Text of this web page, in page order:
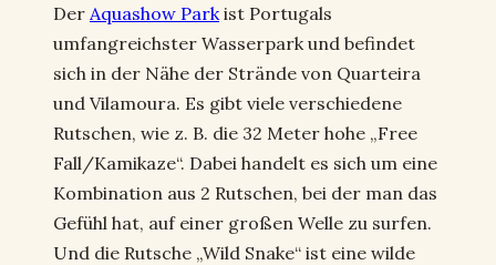
Der Aquashow Park ist Portugals
umfangreichster Wasserpark und befindet
sich in der Nähe der Strände von Quarteira
und Vilamoura. Es gibt viele verschiedene
Rutschen, wie z. B. die 32 Meter hohe „Free
Fall/Kamikaze“. Dabei handelt es sich um eine
Kombination aus 2 Rutschen, bei der man das
Gefühl hat, auf einer großen Welle zu surfen.
Und die Rutsche „Wild Snake“ ist eine wilde